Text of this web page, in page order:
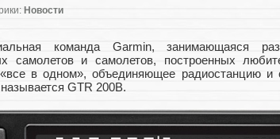
Новости
команда Garmin, занимающаяся
самолетов и самолетов, построенных
в одном», объединяющее радиостанцию и
GTR 200B.